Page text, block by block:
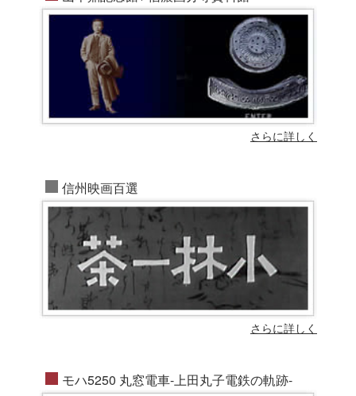
さらに詳しく
信州映画百選
さらに詳しく
モハ5250 丸窓電車-上田丸子電鉄の軌跡-